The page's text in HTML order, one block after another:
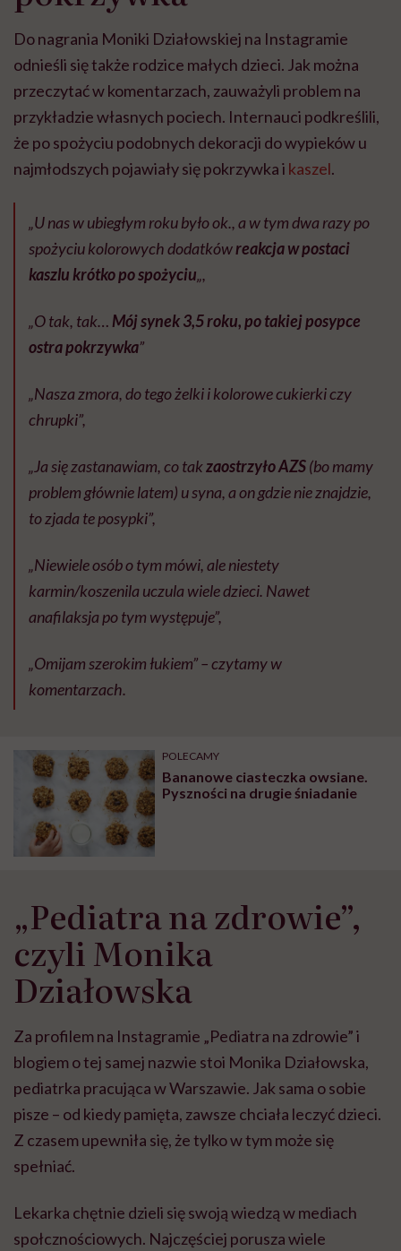
Do nagrania Moniki Działowskiej na Instagramie
odnieśli się także rodzice małych dzieci. Jak można
przeczytać w komentarzach, zauważyli problem na
przykładzie własnych pociech. Internauci podkreślili,
że po spożyciu podobnych dekoracji do wypieków u
najmłodszych pojawiały się pokrzywka i kaszel.
„U nas w ubiegłym roku było ok., a w tym dwa razy po
spożyciu kolorowych dodatkówreakcja w postaci
kaszlu krótko po spożyciu„,
„O tak, tak… Mój synek 3,5 roku, po takiej posypce
ostra pokrzywka”
„Nasza zmora, do tego żelki i kolorowe cukierki czy
chrupki”,
„Ja się zastanawiam, co takzaostrzyło AZS(bo mamy
problem głównie latem) u syna, a on gdzie nie znajdzie,
to zjada te posypki”,
„Niewiele osób o tym mówi, ale niestety
karmin/koszenila uczula wiele dzieci. Nawet
anafilaksja po tym występuje”,
„Omijam szerokim łukiem” – czytamy w
komentarzach.
POLECAMY
Bananowe ciasteczka owsiane.
Pyszności na drugie śniadanie
„Pediatra na zdrowie”,
czyli Monika
Działowska
Za profilem na Instagramie „Pediatra na zdrowie” i
blogiem o tej samej nazwie stoi Monika Działowska,
pediatrka pracująca w Warszawie. Jak sama o sobie
pisze – od kiedy pamięta, zawsze chciała leczyć dzieci.
Z czasem upewniła się, że tylko w tym może się
spełniać.
Lekarka chętnie dzieli się swoją wiedzą w mediach
społcznościowych. Najczęściej porusza wiele